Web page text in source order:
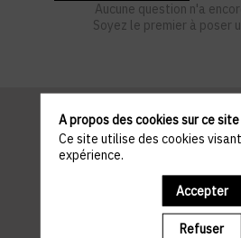
Aucune question n'a
Soyez le premier à poser
Informations
pratiques
A propos des cookies sur ce site
Ce site utilise des cookies
expérience.
Accepter
Refuser